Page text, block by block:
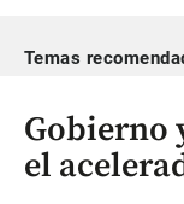
Temas
Gobierno
el